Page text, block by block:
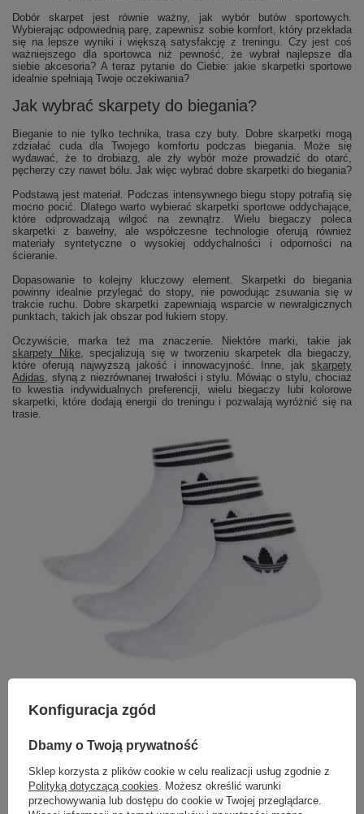
Dobór skarpet jest równie ważny, jak wybór butów sportowych.
Wybierając odpowiednią parę, zapewnisz sobie komfort, który przekłada
się na lepsze wyniki i większą satysfakcję z treningu. Czy jest coś
ważniejszego dla sportowca niż pewność, że wybrał najlepsze dla
siebie akcesoria? A teraz pytanie do Ciebie: jakie skarpetki sportowe
idealnie spełniają Twoje oczekiwania?
Jak wybrać skarpety do biegania?
Bieganie to nie tylko technika, trasa czy buty. Dobre skarpetki mogą
zdziałać cuda dla Twojego komfortu podczas biegania. Może się
wydawać, że to drobiazg, ale zły wybór może prowadzić do otarć,
pęcherzy czy nawet bólu. Jak więc wybrać dobre skarpetki do biegania?
Podstawą jest materiał. Podczas intensywnego biegu stopy potrafią się
mocno pocić. Dlatego warto wybierać skarpetki sportowe oddychające,
które odprowadzają wilgoć na zewnątrz. Wielu biegaczy poleca
skarpetki z bawełny, ale współczesne technologie oferują również
materiały syntetyczne o wysokiej oddychalności i odporności na
ścieranie.
Dopasowanie to kolejny kluczowy element. Skarpetki do biegania
powinny idealnie przylegać do stopy, nie powodując zsuwania się w
trakcie ruchu. Dobre skarpetki zapewniają wsparcie w newralgicznych
punktach, takich jak obszar pod łukiem stopy.
Oczywiście, marka też ma znaczenie. Niektóre marki, takie jak
skarpety Nike, specjalizują się w tworzeniu skarpetek dla biegaczy,
które oferują najwyższą jakość i innowacyjność. Inne, jak skarpety
Adidas, słyną z niezrównanej trwałości i stylu. Mówiąc o stylu, chociaż
to kwestia indywidualnych preferencji, wielu biegaczy lubi kolorowe
skarpetki, które dodają energii do treningu i pozwalają wyróżnić się na
trasie.
Przede wszystkim, należy zwrócić uwagę na materiał. W trakcie
skarpetki sportowe oddychające. Skarpetki z bawełny mogą być tutaj
idealnym wyborem, choć wiele osób stawia również na skarpetki
sportowe damskie czy męskie z materiałów syntetycznych, które są
bardziej odprowadzające wilgoć.
Siłownia często kojarzy się z ciężarami i intensywnym wysiłkiem. W
Konfiguracja zgód
Dbamy o Twoją prywatność
Sklep korzysta z plików cookie w celu realizacji usług zgodnie z
Polityką dotyczącą cookies . Możesz określić warunki
przechowywania lub dostępu do cookie w Twojej przeglądarce.